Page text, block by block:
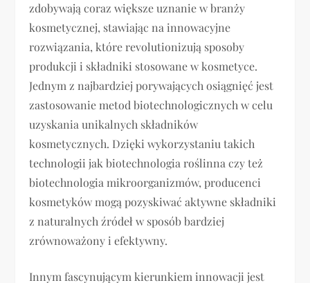
zdobywają coraz większe uznanie w branży
kosmetycznej, stawiając na innowacyjne
rozwiązania, które revolutionizują sposoby
produkcji i składniki stosowane w kosmetyce.
Jednym z najbardziej porywających osiągnięć jest
zastosowanie metod biotechnologicznych w celu
uzyskania unikalnych składników
kosmetycznych. Dzięki wykorzystaniu takich
technologii jak biotechnologia roślinna czy też
biotechnologia mikroorganizmów, producenci
kosmetyków mogą pozyskiwać aktywne składniki
z naturalnych źródeł w sposób bardziej
zrównoważony i efektywny.
Innym fascynującym kierunkiem innowacji jest